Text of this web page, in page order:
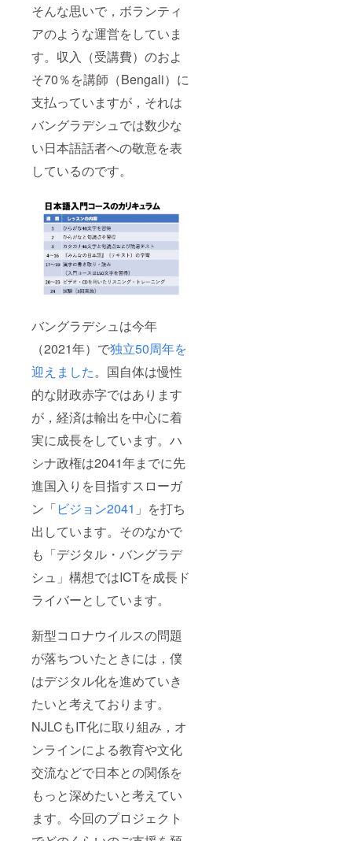
そんな思いで，ボランティ
アのような運営をしていま
す。収入（受講費）のおよ
そ70％を講師（Bengali）に
支払っていますが，それは
バングラデシュでは数少な
い日本語話者への敬意を表
しているのです。
バングラデシュは今年
（2021年）で独立50周年を
迎えました。国自体は慢性
的な財政赤字ではあります
が，経済は輸出を中心に着
実に成長をしています。ハ
シナ政権は2041年までに先
進国入りを目指すスローガ
ン「ビジョン2041 」を打ち
出しています。そのなかで
も「デジタル・バングラデ
シュ」構想ではICTを成長ド
ライバーとしています。
新型コロナウイルスの問題
が落ちついたときには，僕
はデジタル化を進めていき
たいと考えております。
NJLCもIT化に取り組み，オ
ンラインによる教育や文化
交流などで日本との関係を
もっと深めたいと考えてい
ます。今回のプロジェクト